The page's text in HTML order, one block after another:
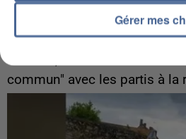
6 août 2026
Gabriel Attal et Raphaël
ingérences...
Sollicité, Sébastien Lecornu
commun" avec les partis à la
Gérer mes